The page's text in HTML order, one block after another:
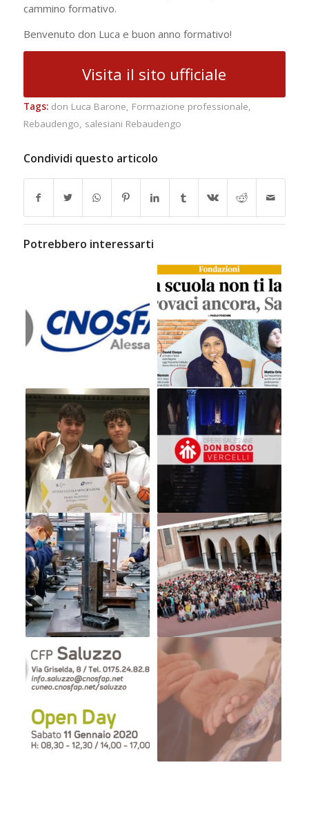
cammino formativo.
Benvenuto don Luca e buon anno formativo!
Visita il sito ufficiale
Tags: don Luca Barone, Formazione professionale,
Rebaudengo, salesiani Rebaudengo
Condividi questo articolo
Potrebbero interessarti